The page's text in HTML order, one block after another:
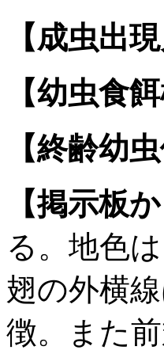
【成虫出現
【幼虫食餌
【終齢幼
【掲示板
る。地色
翅の外横
徴。また